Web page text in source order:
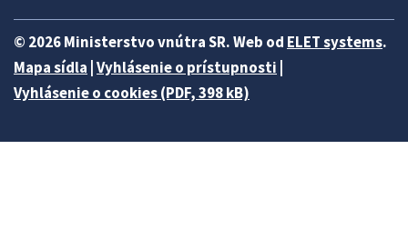
© 2026 Ministerstvo vnútra SR. Web od ELET systems.
Mapa sídla Vyhlásenie o prístupnosti
Vyhlásenie o cookies (PDF, 398 kB)